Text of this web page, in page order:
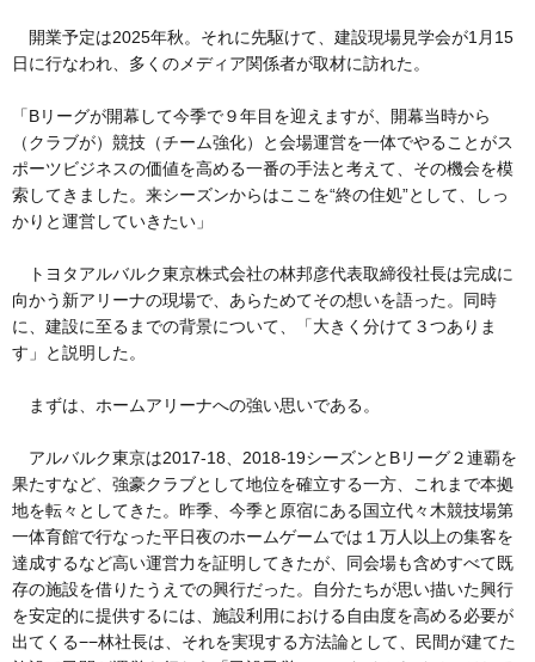
開業予定は2025年秋。それに先駆けて、建設現場見学会が1月15
日に行なわれ、多くのメディア関係者が取材に訪れた。
「Bリーグが開幕して今季で９年目を迎えますが、開幕当時から
（クラブが）競技（チーム強化）と会場運営を一体でやることがス
ポーツビジネスの価値を高める一番の手法と考えて、その機会を模
索してきました。来シーズンからはここを“終の住処”として、しっ
かりと運営していきたい」
トヨタアルバルク東京株式会社の林邦彦代表取締役社長は完成に
向かう新アリーナの現場で、あらためてその想いを語った。同時
に、建設に至るまでの背景について、「大きく分けて３つありま
す」と説明した。
まずは、ホームアリーナへの強い思いである。
アルバルク東京は2017-18、2018-19シーズンとBリーグ２連覇を
果たすなど、強豪クラブとして地位を確立する一方、これまで本拠
地を転々としてきた。昨季、今季と原宿にある国立代々木競技場第
一体育館で行なった平日夜のホームゲームでは１万人以上の集客を
達成するなど高い運営力を証明してきたが、同会場も含めすべて既
存の施設を借りたうえでの興行だった。自分たちが思い描いた興行
を安定的に提供するには、施設利用における自由度を高める必要が
出てくる−−林社長は、それを実現する方法論として、民間が建てた